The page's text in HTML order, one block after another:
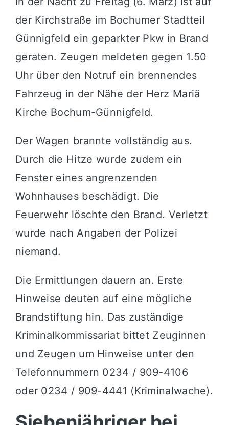
der Kirchstraße im Bochumer Stadtteil
Günnigfeld ein geparkter Pkw in Brand
geraten. Zeugen meldeten gegen 1.50
Uhr über den Notruf ein brennendes
Fahrzeug in der Nähe der Herz Mariä
Kirche Bochum-Günnigfeld.
Der Wagen brannte vollständig aus.
Durch die Hitze wurde zudem ein
Fenster eines angrenzenden
Wohnhauses beschädigt. Die
Feuerwehr löschte den Brand. Verletzt
wurde nach Angaben der Polizei
niemand.
Die Ermittlungen dauern an. Erste
Hinweise deuten auf eine mögliche
Brandstiftung hin. Das zuständige
Kriminalkommissariat bittet Zeuginnen
und Zeugen um Hinweise unter den
Telefonnummern 0234 / 909-4106
oder 0234 / 909-4441 (Kriminalwache).